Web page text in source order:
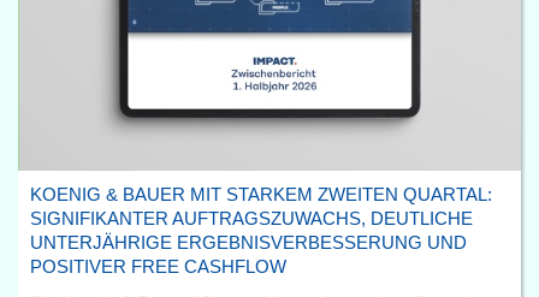
KOENIG & BAUER MIT STARKEM ZWEITEN QUARTAL:
SIGNIFIKANTER AUFTRAGSZUWACHS, DEUTLICHE
UNTERJÄHRIGE ERGEBNISVERBESSERUNG UND
POSITIVER FREE CASHFLOW